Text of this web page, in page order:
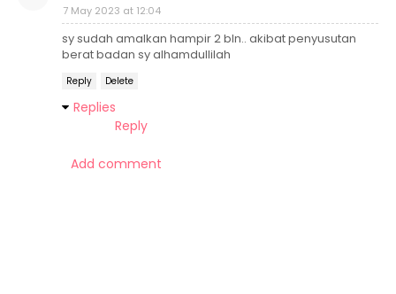
7 May 2023 at 12:04
sy sudah amalkan hampir 2 bln.. akibat penyusutan
berat badan sy alhamdullilah
Reply Delete
Replies
Reply
Add comment